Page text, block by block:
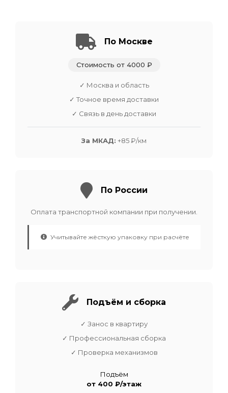
По Москве
Стоимость от 4000 ₽
✓ Москва и область
✓ Точное время доставки
✓ Связь в день доставки
За МКАД: +85 ₽/км
По России
Оплата транспортной компании при получении.
Учитывайте жёсткую упаковку при расчёте
Подъём и сборка
✓ Занос в квартиру
✓ Профессиональная сборка
✓ Проверка механизмов
Подъём
от 400 ₽/этаж